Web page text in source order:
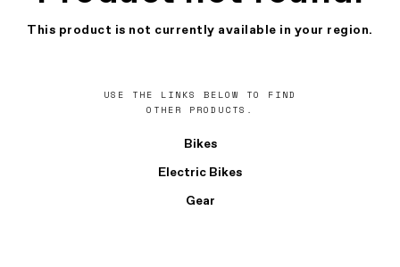
This product is not currently available in your region.
USE THE LINKS BELOW TO FIND
OTHER PRODUCTS.
Bikes
Electric Bikes
Gear